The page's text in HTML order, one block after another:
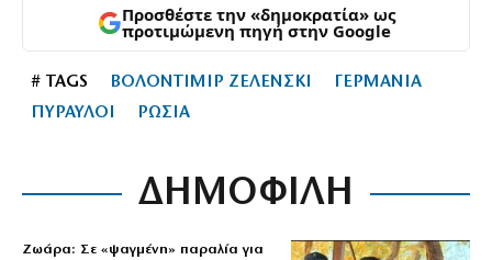
Προσθέστε την «δημοκρατία» ως
προτιμώμενη πηγή στην Google
# TAGS ΒΟΛΟΝΤΙΜΙΡ ΖΕΛΕΝΣΚΙ
ΓΕΡΜΑΝΙΑ
ΠΥΡΑΥΛΟΙ
ΡΩΣΙΑ
ΔΗΜΟΦΙΛΗ
Ζωάρα: Σε «ψαγμένη» παραλία για